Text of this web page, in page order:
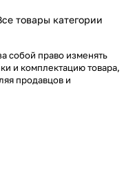
товары категории
собой право изменять
и комплектацию товара,
продавцов и